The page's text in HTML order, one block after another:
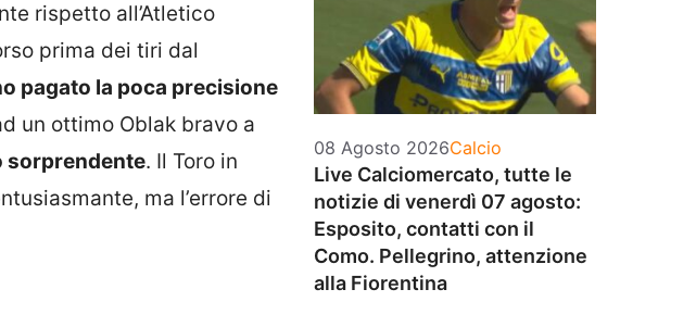
rispetto all’Atletico
prima dei tiri dal
pagato la poca precisione
un ottimo Oblak bravo a
sorprendente. Il Toro in
ma l’errore di
08 Agosto 2026Categorie
Calcio
Live Calciomercato, tutte le
notizie di venerdì 07 agosto:
Esposito, contatti con il
Como. Pellegrino, attenzione
alla Fiorentina